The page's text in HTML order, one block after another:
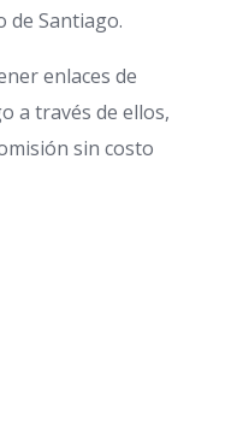
de Santiago.
enlaces de
a través de ellos,
sin costo